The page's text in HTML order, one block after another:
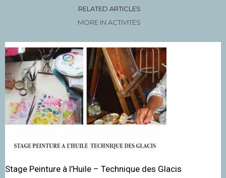
RELATED ARTICLES
MORE IN ACTIVITÉS
Stage Peinture à l’Huile – Technique des Glacis